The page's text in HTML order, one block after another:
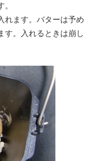
れます。バターは予め
す。入れるときは崩し